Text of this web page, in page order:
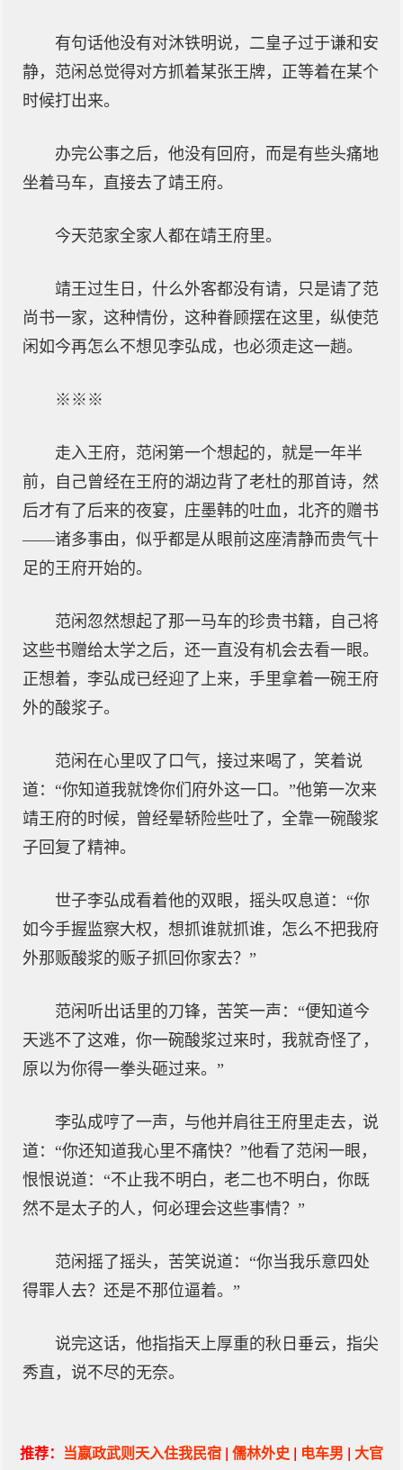
有句话他没有对沐铁明说，二皇子过于谦和安
静，范闲总觉得对方抓着某张王牌，正等着在某个
时候打出来。
办完公事之后，他没有回府，而是有些头痛地
坐着马车，直接去了靖王府。
今天范家全家人都在靖王府里。
靖王过生日，什么外客都没有请，只是请了范
尚书一家，这种情份，这种眷顾摆在这里，纵使范
闲如今再怎么不想见李弘成，也必须走这一趟。
※※※
走入王府，范闲第一个想起的，就是一年半
前，自己曾经在王府的湖边背了老杜的那首诗，然
后才有了后来的夜宴，庄墨韩的吐血，北齐的赠书
——诸多事由，似乎都是从眼前这座清静而贵气十
足的王府开始的。
范闲忽然想起了那一马车的珍贵书籍，自己将
这些书赠给太学之后，还一直没有机会去看一眼。
正想着，李弘成已经迎了上来，手里拿着一碗王府
外的酸浆子。
范闲在心里叹了口气，接过来喝了，笑着说
道：“你知道我就馋你们府外这一口。”他第一次来
靖王府的时候，曾经晕轿险些吐了，全靠一碗酸浆
子回复了精神。
世子李弘成看着他的双眼，摇头叹息道：“你
如今手握监察大权，想抓谁就抓谁，怎么不把我府
外那贩酸浆的贩子抓回你家去？”
范闲听出话里的刀锋，苦笑一声：“便知道今
天逃不了这难，你一碗酸浆过来时，我就奇怪了，
原以为你得一拳头砸过来。”
李弘成哼了一声，与他并肩往王府里走去，说
道：“你还知道我心里不痛快？”他看了范闲一眼，
恨恨说道：“不止我不明白，老二也不明白，你既
然不是太子的人，何必理会这些事情？”
范闲摇了摇头，苦笑说道：“你当我乐意四处
得罪人去？还是不那位逼着。”
说完这话，他指指天上厚重的秋日垂云，指尖
秀直，说不尽的无奈。
推荐： 当嬴政武则天入住我民宿 | 儒林外史 | 电车男 | 大官